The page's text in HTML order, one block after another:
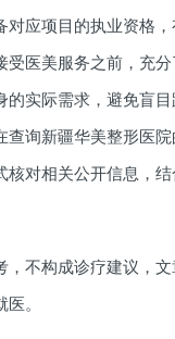
对应项目的执业资格
受医美服务之前，充
的实际需求，避免盲
查询新疆华美整形医
核对相关公开信息，
，不构成诊疗建议，
。